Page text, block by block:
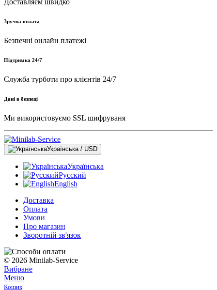
Доставляєм швидко
Зручна оплата
Безпечні онлайн платежі
Підтримка 24/7
Служба турботи про клієнтів 24/7
Дані в безпеці
Ми використовуємо SSL шифруваня
Українська / USD
Українська
Русский
English
Доставка
Оплата
Умови
Про магазин
Зворотній зв'язок
© 2026 Minilab-Service
Вибране
Меню
Кошик